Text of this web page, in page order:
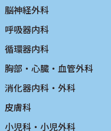
脳神経外科
呼吸器内科
循環器内科
胸部・心臓・血管外科
消化器内科・外科
皮膚科
小児科・小児外科